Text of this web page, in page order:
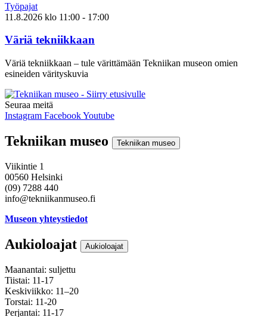
Työpajat
11.8.2026 klo 11:00 - 17:00
Väriä tekniikkaan
Väriä tekniikkaan – tule värittämään Tekniikan museon omien
esineiden värityskuvia
Seuraa meitä
Instagram FacebookYoutube
Tekniikan museo Tekniikan museo
Viikintie 1
00560 Helsinki
(09) 7288 440
info@tekniikanmuseo.fi
Museon yhteystiedot
Aukioloajat Aukioloajat
Maanantai: suljettu
Tiistai: 11-17
Keskiviikko: 11–20
Torstai: 11-20
Perjantai: 11-17